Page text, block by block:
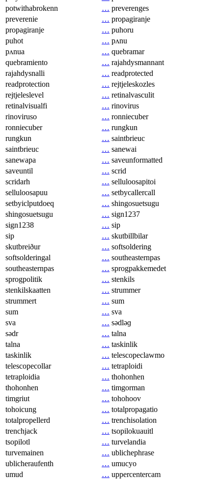
potwithabrokenn
… preverenges
preverenie
… propagiranje
propagiranje
… puhoru
puhot
… pʌnu
pʌnua
… quebramar
quebramiento
… rajahdysmannant
rajahdysnalli
… readprotected
readprotection
… rejtjeleskozles
rejtjeleslevel
… retinalvasculit
retinalvisualfi
… rinovirus
rinoviruso
… ronniecuber
ronniecuber
… rungkun
rungkun
… saintbrieuc
saintbrieuc
… sanewai
sanewapa
… saveunformatted
saveuntil
… scrid
scridarh
… selluloosapitoi
selluloosapuu
… setbycallercall
setbyiclputdoeq
… shingosuetsugu
shingosuetsugu
… sign1237
sign1238
… sip
sip
… skutbillbilar
skutbreiður
… softsoldering
softsolderingal
… southeasternpas
southeasternpas
… sprogpakkemedet
sprogpolitik
… stenkils
stenkilskaatten
… strummer
strummert
… sum
sum
… sva
sva
… sədləɡ
sədr
… talna
talna
… taskinlik
taskinlik
… telescopeclawmo
telescopecollar
… tetraploidi
tetraploidia
… thohonhen
thohonhen
… timgorman
timgriut
… tohohoov
tohoicung
… totalpropagatio
totalpropellerd
… trenchisolation
trenchjack
… tsopilokuauitl
tsopilotl
… turvelandia
turvemainen
… ublichephrase
ublicheraufenth
… umucyo
umud
… uppercentercam